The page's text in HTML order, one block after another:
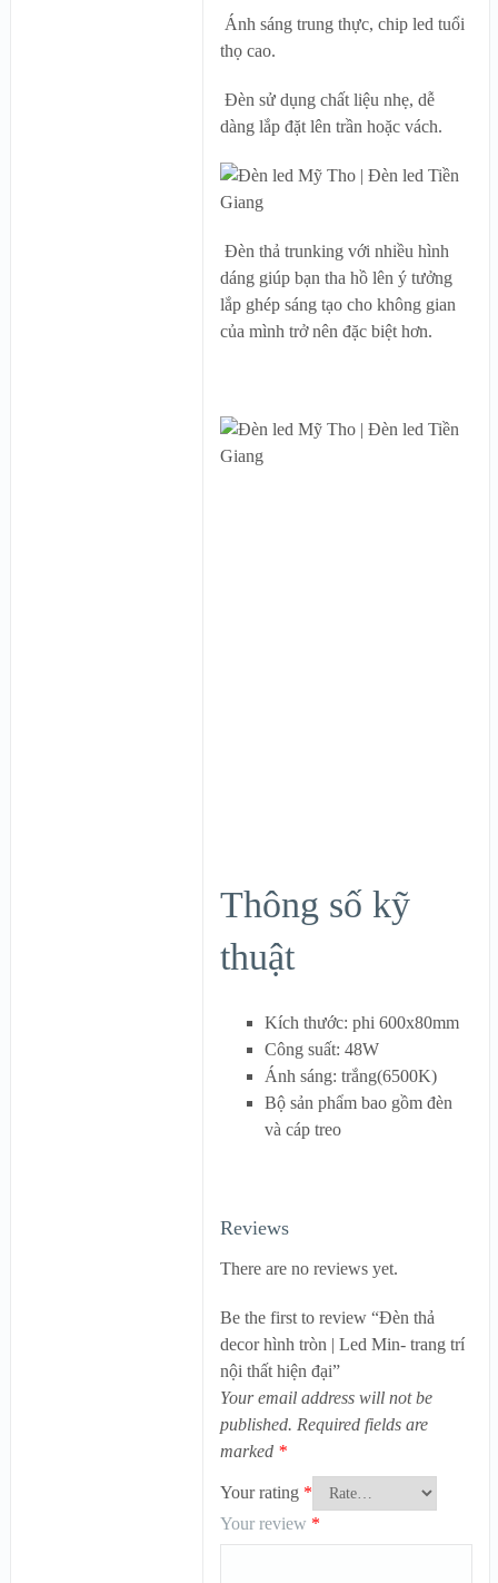
Ánh sáng trung thực, chip led tuổi
thọ cao.
Đèn sử dụng chất liệu nhẹ, dễ
dàng lắp đặt lên trần hoặc vách.
Đèn thả trunking với nhiều hình
dáng giúp bạn tha hồ lên ý tưởng
lắp ghép sáng tạo cho không gian
của mình trở nên đặc biệt hơn.
Thông số kỹ
thuật
Kích thước: phi 600x80mm
Công suất: 48W
Ánh sáng: trắng(6500K)
Bộ sản phẩm bao gồm đèn
và cáp treo
Reviews
There are no reviews yet.
Be the first to review “Đèn thả
decor hình tròn | Led Min- trang trí
nội thất hiện đại”
Your email address will not be
published. Required fields are
marked *
Your rating *
Your review *